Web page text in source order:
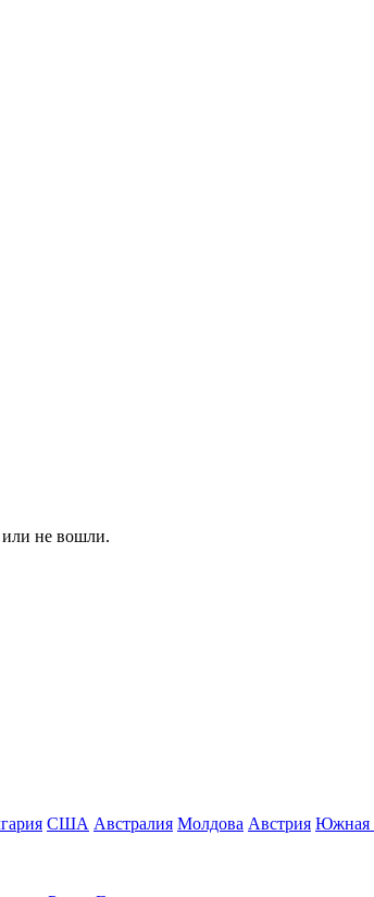
или не вошли.
США Австралия Молдова Австрия Южная